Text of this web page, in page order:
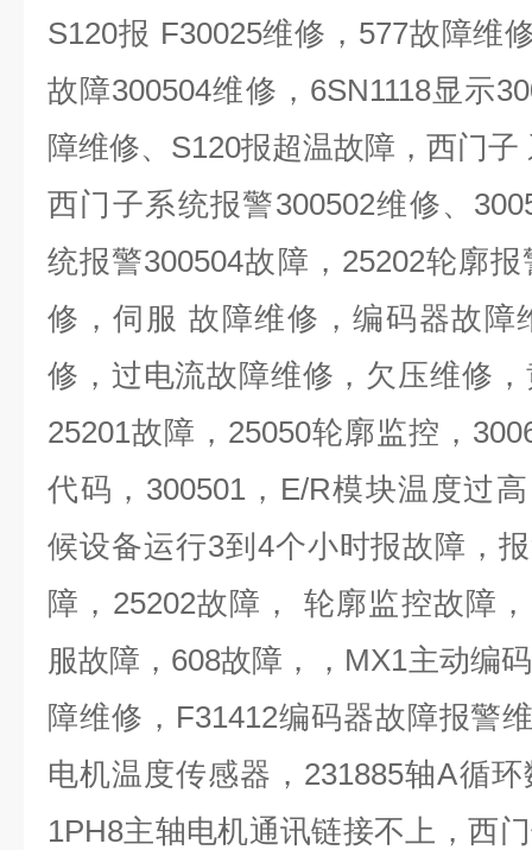
S120报 F30025维修， 577故障维
故障300504维修， 6SN1118显示
障维修、 S120报超温故障，西门子
西门子系统报警300502维修、
统报警300504故障， 25202轮廓报
修，伺服 故障维修，编码器故障
修，过电流故障维修，欠压维修
25201故障， 25050轮廓监控，
代码， 300501， E/R模块温度过
候设备运行3到 4个小时报故障，
障， 25202故障， 轮廓监控故障，
服故障， 608故障，， MX1主动编
障维修， F31412编码器故障报警
电机温度传感器， 231885轴A循环
1PH8主轴电机通讯链接不上，西